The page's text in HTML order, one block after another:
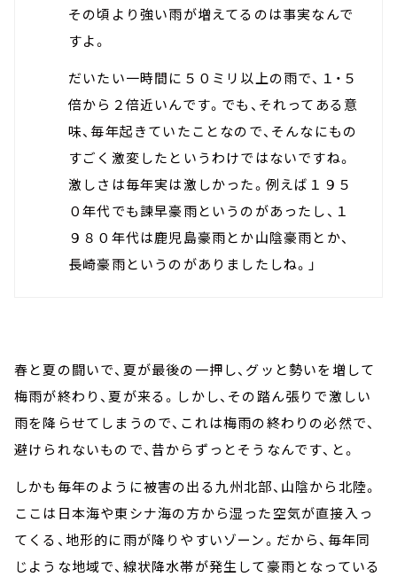
その頃より強い雨が増えてるのは事実なんで
すよ。
だいたい一時間に５０ミリ以上の雨で、１・５
倍から２倍近いんです。でも、それってある意
味、毎年起きていたことなので、そんなにもの
すごく激変したというわけではないですね。
激しさは毎年実は激しかった。例えば１９５
０年代でも諫早豪雨というのがあったし、１
９８０年代は鹿児島豪雨とか山陰豪雨とか、
長崎豪雨というのがありましたしね。」
春と夏の闘いで、夏が最後の一押し、グッと勢いを増して
梅雨が終わり、夏が来る。しかし、その踏ん張りで激しい
雨を降らせてしまうので、これは梅雨の終わりの必然で、
避けられないもので、昔からずっとそうなんです、と。
しかも毎年のように被害の出る九州北部、山陰から北陸。
ここは日本海や東シナ海の方から湿った空気が直接入っ
てくる、地形的に雨が降りやすいゾーン。だから、毎年同
じような地域で、線状降水帯が発生して豪雨となっている